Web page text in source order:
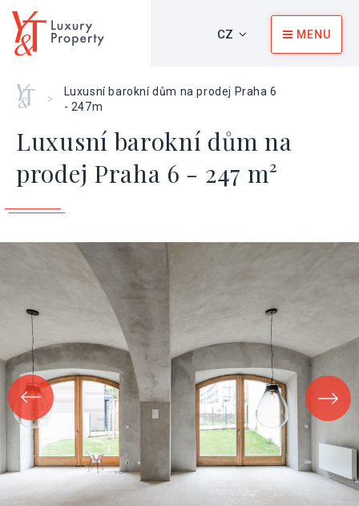
CZ MENU
Home
>
Luxusní barokní dům na prodej Praha 6
- 247m
Luxusní barokní dům na
prodej Praha 6 - 247 m²